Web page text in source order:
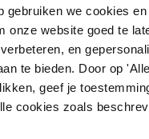
gebruiken we cookies
onze website goed te
en
te bieden. Door op
geef je
cookies zoals